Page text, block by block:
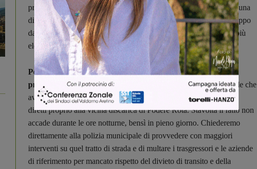
promozione e valorizzazione dei luoghi nelle balze, anche se con una
discarica tra le più grandi della regione collocata a un tiro di schioppo
dal borgo e dalle abitazioni, quando non si riesce ad applicare le più
elementari regole di buona amministrazione".
Per questo Terranuova in Comune annuncia che richiederà
provvedimenti alla polizia municipale
: "Un controllo sulle strade che
avviene troppo saltuariamente anche per i numerosi mezzi pesanti
diretti proprio alla vicina discarica di Podere Rota. Stavolta il fatto non
accade durante le ore notturne, bensì in pieno giorno. Chiederemo
direttamente alla polizia municipale di provvedere con maggiori
interventi su quel tratto di strada e di multare i trasgressori e le aziende
di riferimento per mancato rispetto del divieto di transito e della